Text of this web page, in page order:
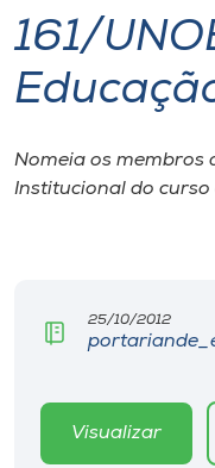
I.nova
Cultura
Biblioteca
Editora
161/
Nomeia os membros
Institucional do curso
25/10/2012
Visualizar